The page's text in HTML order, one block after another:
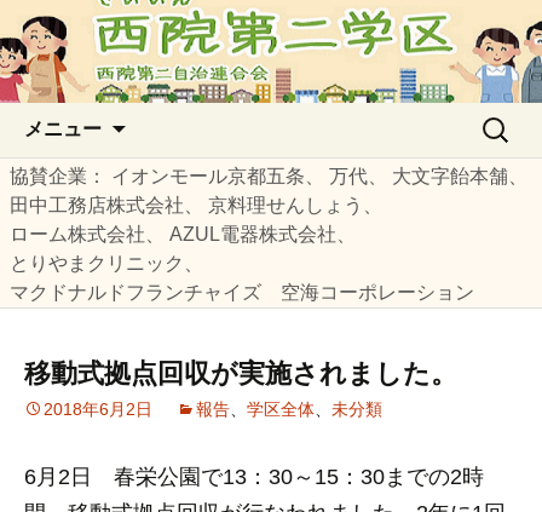
西院第二学区
西院第二自治連合会の公式サイト
メニュー
テ
ン
ツ
へ
ス
プ
検
索:
協賛企業
イオンモール京都五条 万代
大文字飴本舗
田中工務店株式会社
京料理せんしょう
ローム株式会社
AZUL電器株式会社
とりやまクリニック
マクドナルドフランチャイズ 空海コーポレーション
移動式拠点回収が実施されました。
2018年6月2日 報告 学区全体 未分類
6月2日 春栄公園で13：30～15：30までの2時